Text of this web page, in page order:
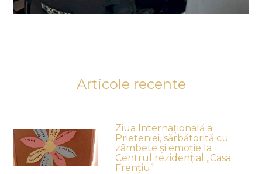
Articole recente
Ziua Internațională a
Prieteniei, sărbătorită cu
zâmbete și emoție la
Centrul rezidențial „Casa
Frențiu”